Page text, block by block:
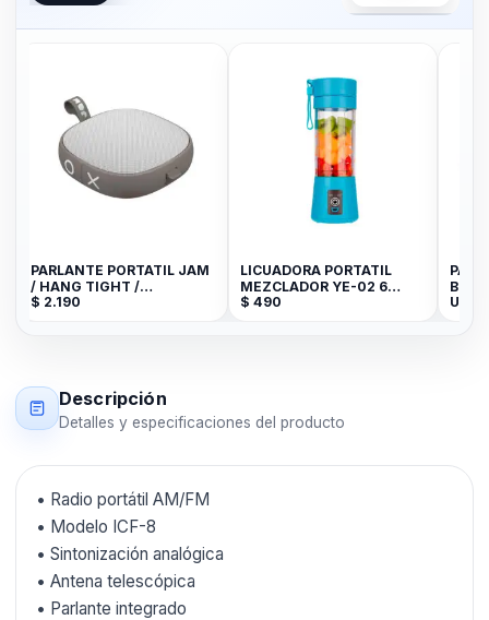
PARLANTE PORTATIL JAM
/ HANG TIGHT /
BLUETOOTH / GRIS
2.190
LICUADORA PORTATIL
MEZCLADOR YE-02 6
CUCHILLAS 380 ML
490
U$S
Descripción
Detalles y especificaciones del producto
• Radio portátil AM/FM
• Modelo ICF-8
• Sintonización analógica
• Antena telescópica
• Parlante integrado